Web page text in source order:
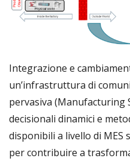
Integrazione e
un’infrastruttura di
pervasiva (Manufacturing
decisionali dinamici e
disponibili a livello di
per contribuire a